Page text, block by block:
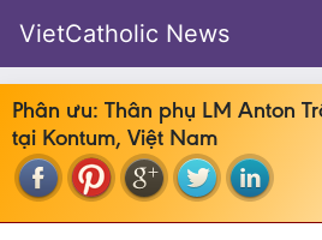
VietCatholic News
Phân ưu: Thân phụ LM Anton
tại Kontum, Việt Nam